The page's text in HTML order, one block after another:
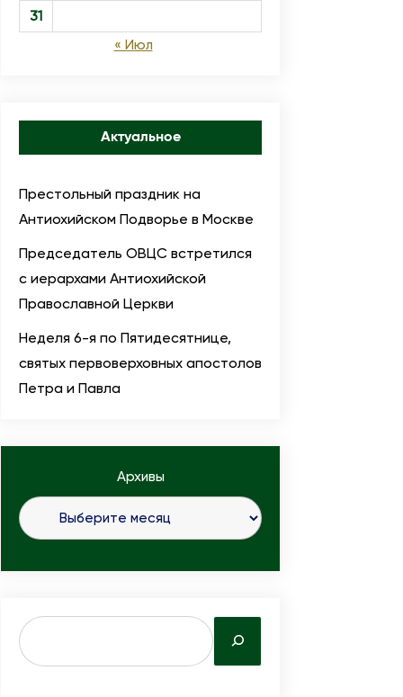
31
« Июл
Актуальное
Престольный праздник на
Антиохийском Подворье в Москве
Председатель ОВЦС встретился
с иерархами Антиохийской
Православной Церкви
Неделя 6-я по Пятидесятнице,
святых первоверховных апостолов
Петра и Павла
Архивы
S
e